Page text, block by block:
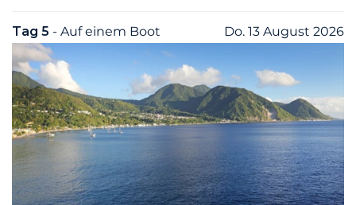
Tag 5 - Auf einem Boot Do. 13 August 2026